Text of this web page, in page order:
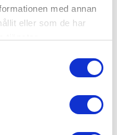
med annan
eller som de har